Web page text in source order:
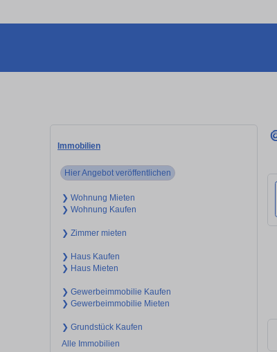
Immobilien
Hier Angebot veröffentlichen
❯ Wohnung Mieten
❯ Wohnung Kaufen
❯ Zimmer mieten
❯ Haus Kaufen
❯ Haus Mieten
❯ Gewerbeimmobilie Kaufen
❯ Gewerbeimmobilie Mieten
❯ Grundstück Kaufen
Alle Immobilien